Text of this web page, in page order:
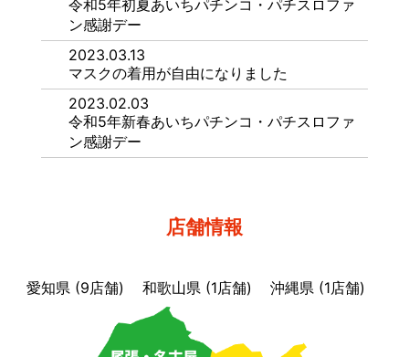
令和5年初夏あいちパチンコ・パチスロファ
ン感謝デー
2023.03.13
マスクの着用が自由になりました
2023.02.03
令和5年新春あいちパチンコ・パチスロファ
ン感謝デー
店舗情報
愛知県 (9店舗) 和歌山県 (1店舗) 沖縄県 (1店舗)